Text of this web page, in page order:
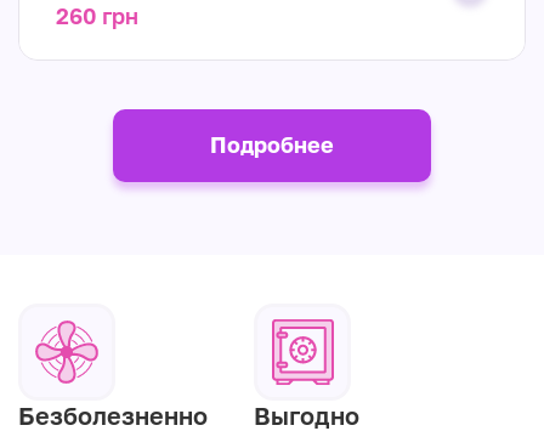
260 грн
Подробнее
Безболезненно Выгодно